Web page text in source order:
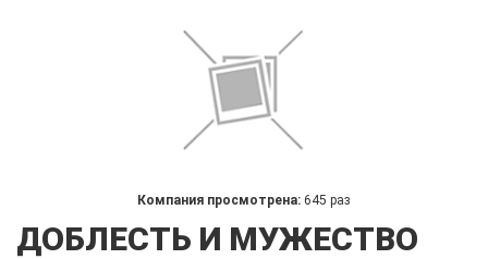
Компания просмотрена: 645 раз
ДОБЛЕСТЬ И МУЖЕСТВО